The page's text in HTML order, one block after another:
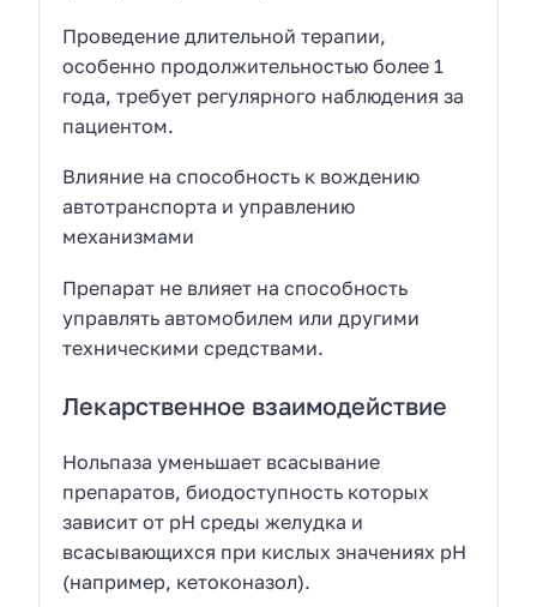
Проведение длительной терапии,
особенно продолжительностью более 1
года, требует регулярного наблюдения за
пациентом.
Влияние на способность к вождению
автотранспорта и управлению
механизмами
Препарат не влияет на способность
управлять автомобилем или другими
техническими средствами.
Лекарственное взаимодействие
Нольпаза уменьшает всасывание
препаратов, биодоступность которых
зависит от рН среды желудка и
всасывающихся при кислых значениях рН
(например, кетоконазол).